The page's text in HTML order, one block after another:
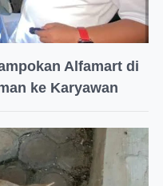
Alfamart di
ke Karyawan